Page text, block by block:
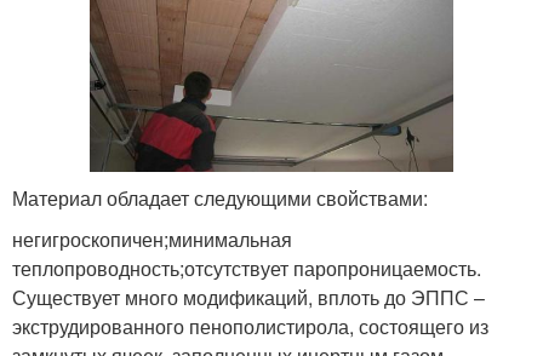
Материал обладает следующими свойствами:
негигроскопичен;минимальная
теплопроводность;отсутствует паропроницаемость.
Существует много модификаций, вплоть до ЭППС –
экструдированного пенополистирола, состоящего из